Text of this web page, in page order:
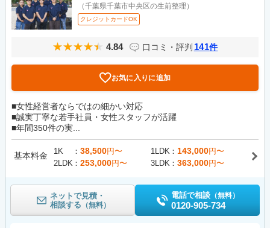
（千葉県千葉市中央区の生前整理）
クレジットカードOK
4.84 口コミ・評判 141件
お気に入りに追加
■女性経営者ならではの細かい対応
■誠実丁寧な若手社員・女性スタッフが活躍
■年間350件の実...
基本料金 1K 38,500円〜 1LDK 143,000円〜
2LDK
253,000円〜 3LDK 363,000円〜
ネットで見積・
相談する （無料）
電話で相談 （無料）
0120-905-734